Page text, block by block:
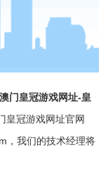
澳门皇冠游戏网址-皇
皇冠游戏网址官网
，我们的技术经理将